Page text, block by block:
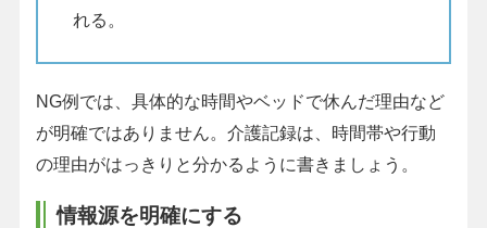
れる。
NG例では、具体的な時間やベッドで休んだ理由など
が明確ではありません。介護記録は、時間帯や行動
の理由がはっきりと分かるように書きましょう。
情報源を明確にする